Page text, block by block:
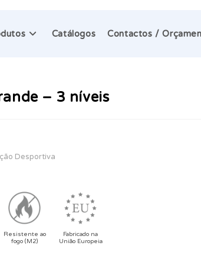
Catálogos Contactos /
– 3 níveis
Desportiva
Resistente ao
fogo (M2)
Fabricado na
União Europeia